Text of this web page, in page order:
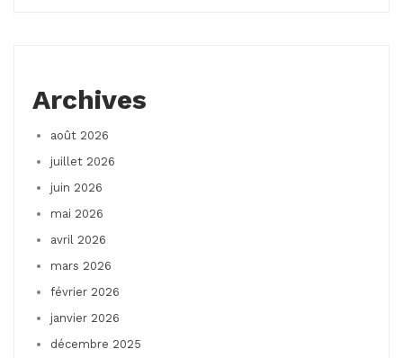
Archives
août 2026
juillet 2026
juin 2026
mai 2026
avril 2026
mars 2026
février 2026
janvier 2026
décembre 2025